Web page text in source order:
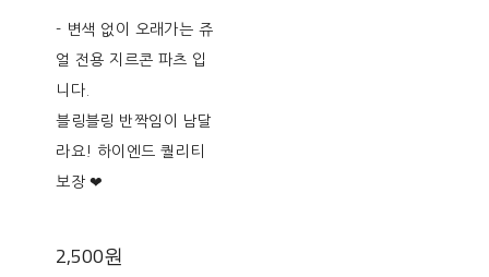
- 변색 없이 오래가는 쥬
얼 전용 지르콘 파츠 입
니다.
블링블링 반짝임이 남달
라요! 하이엔드 퀄리티
보장 ❤
2,500원